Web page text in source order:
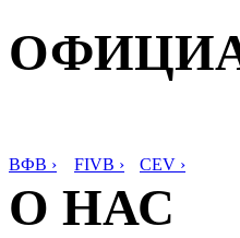
ВФВ › FIVB › CEV ›
О НАС